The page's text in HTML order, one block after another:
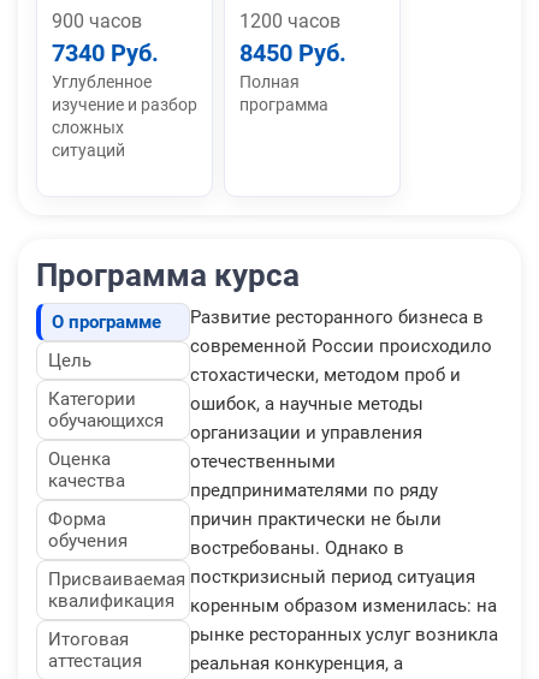
900 часов
7340 Руб.
Углубленное
изучение и разбор
сложных
ситуаций
1200 часов
8450 Руб.
Полная
программа
Программа курса
О программе
Цель
Категории
обучающихся
Оценка
качества
Форма
обучения
Присваиваемая
квалификация
Итоговая
аттестация
Развитие ресторанного бизнеса в
современной России происходило
стохастически, методом проб и
ошибок, а научные методы
организации и управления
отечественными
предпринимателями по ряду
причин практически не были
востребованы. Однако в
посткризисный период ситуация
коренным образом изменилась: на
рынке ресторанных услуг возникла
реальная конкуренция, а